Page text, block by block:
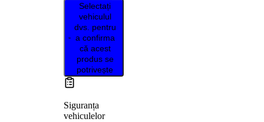
Selectați
vehiculul
dvs. pentru
a confirma
că acest
produs se
potrivește
Siguranța
vehiculelor